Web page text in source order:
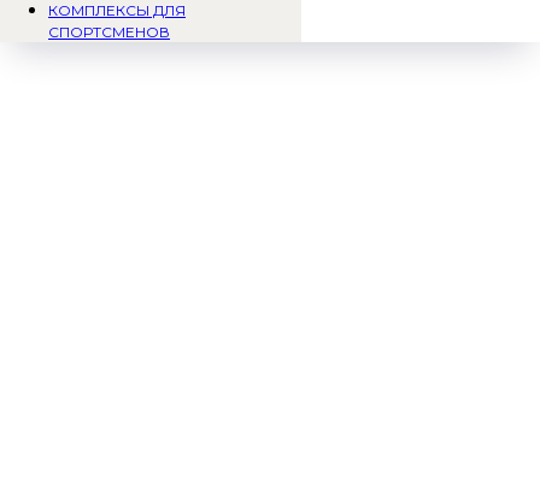
КОМПЛЕКСЫ ДЛЯ
СПОРТСМЕНОВ